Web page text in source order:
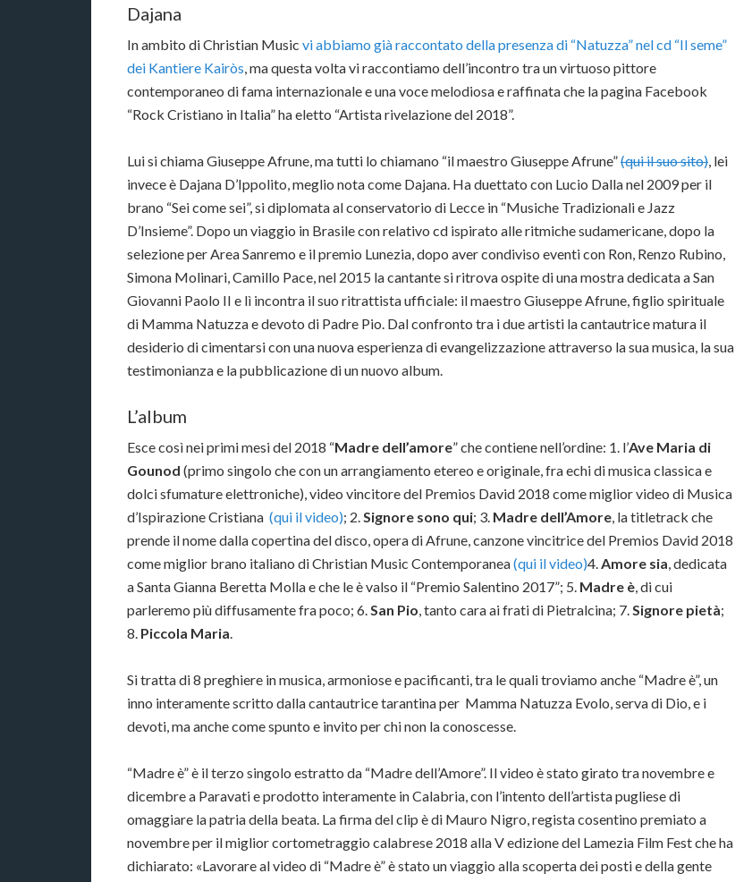
Dajana
In ambito di Christian Music vi abbiamo già raccontato della presenza di “Natuzza” nel cd “Il seme”
dei Kantiere Kairòs, ma questa volta vi raccontiamo dell’incontro tra un virtuoso pittore
contemporaneo di fama internazionale e una voce melodiosa e raffinata che la pagina Facebook
“Rock Cristiano in Italia” ha eletto “Artista rivelazione del 2018”.
Lui si chiama Giuseppe Afrune, ma tutti lo chiamano “il maestro Giuseppe Afrune”(qui il suo sito), lei
invece è Dajana D’Ippolito, meglio nota come Dajana. Ha duettato con Lucio Dalla nel 2009 per il
brano “Sei come sei”, si diplomata al conservatorio di Lecce in “Musiche Tradizionali e Jazz
D’Insieme”. Dopo un viaggio in Brasile con relativo cd ispirato alle ritmiche sudamericane, dopo la
selezione per Area Sanremo e il premio Lunezia, dopo aver condiviso eventi con Ron, Renzo Rubino,
Simona Molinari, Camillo Pace, nel 2015 la cantante si ritrova ospite di una mostra dedicata a San
Giovanni Paolo II e lì incontra il suo ritrattista ufficiale: il maestro Giuseppe Afrune, figlio spirituale
di Mamma Natuzza e devoto di Padre Pio. Dal confronto tra i due artisti la cantautrice matura il
desiderio di cimentarsi con una nuova esperienza di evangelizzazione attraverso la sua musica, la sua
testimonianza e la pubblicazione di un nuovo album.
L’album
Esce così nei primi mesi del 2018 “Madre dell’amore” che contiene nell’ordine: 1. l’Ave Maria di
Gounod (primo singolo che con un arrangiamento etereo e originale, fra echi di musica classica e
dolci sfumature elettroniche), video vincitore del Premios David 2018 come miglior video di Musica
d’Ispirazione Cristiana (qui il video); 2.Signore sono qui; 3. Madre dell’Amore, la titletrack che
prende il nome dalla copertina del disco, opera di Afrune, canzone vincitrice del Premios David 2018
come miglior brano italiano di Christian Music Contemporanea(qui il video)4.Amore sia, dedicata
a Santa Gianna Beretta Molla e che le è valso il “Premio Salentino 2017”; 5. Madre è, di cui
parleremo più diffusamente fra poco; 6.San Pio, tanto cara ai frati di Pietralcina; 7.Signore pietà;
8. Piccola Maria.
Si tratta di 8 preghiere in musica, armoniose e pacificanti, tra le quali troviamo anche “Madre è”, un
inno interamente scritto dalla cantautrice tarantina per Mamma Natuzza Evolo, serva di Dio, e i
devoti, ma anche come spunto e invito per chi non la conoscesse.
“Madre è” è il terzo singolo estratto da “Madre dell’Amore”. Il video è stato girato tra novembre e
dicembre a Paravati e prodotto interamente in Calabria, con l’intento dell’artista pugliese di
omaggiare la patria della beata. La firma del clip è di Mauro Nigro, regista cosentino premiato a
novembre per il miglior cortometraggio calabrese 2018 alla V edizione del Lamezia Film Fest che ha
dichiarato: «Lavorare al video di “Madre è” è stato un viaggio alla scoperta dei posti e della gente